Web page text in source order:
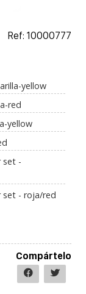
Ref: 10000777
yellow
red
yellow
set -
- roja/red
Compártelo